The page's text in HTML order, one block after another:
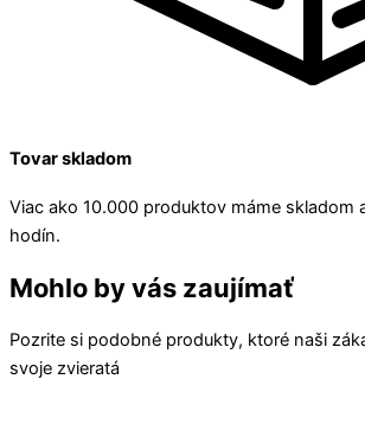
Tovar skladom
Viac ako 10.000 produktov máme skladom
hodín.
Mohlo by vás zaujímať
Pozrite si podobné produkty, ktoré naši
svoje zvieratá